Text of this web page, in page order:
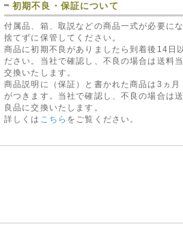
ロックフォード
ROCKFORD RFFM80
MAXIヒューズ
(ROCKFORDRFFM80)
440 円（税込）
ROCKFORD
ANLヒューズ
540 円
初期不良・保証について
付属品、箱、取説などの商品一式が必要に
捨てずに保管してください。
商品に初期不良がありましたら到着後14日
ださい。当社で確認し、不良の場合は送料
交換いたします。
商品説明に（保証）と書かれた商品は3ヵ月
がつきます。当社で確認し、不良の場合は
良品に交換いたします。
詳しくは こちら をご覧ください。